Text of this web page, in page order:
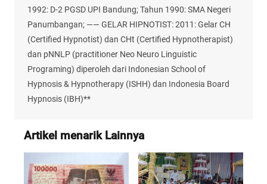
1992: D-2 PGSD UPI Bandung; Tahun 1990: SMA Negeri
Panumbangan; —— GELAR HIPNOTIST: 2011: Gelar CH
(Certified Hypnotist) dan CHt (Certified Hypnotherapist)
dan pNNLP (practitioner Neo Neuro Linguistic
Programing) diperoleh dari Indonesian School of
Hypnosis & Hypnotherapy (ISHH) dan Indonesia Board
Hypnosis (IBH)**
Artikel menarik Lainnya